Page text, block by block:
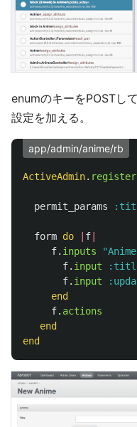
enumのキーをPOSTし
設定を加える。
app/admin/anime/rb
ActiveAdmin. register
permit_params
form do f
f. inputs
f. input
f. input
end
f. actions
end
end